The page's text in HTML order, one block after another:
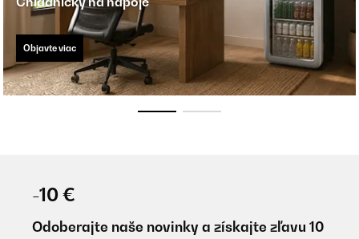
Objavte viac
-10 €
Odoberajte naše novinky a získajte zľavu 10